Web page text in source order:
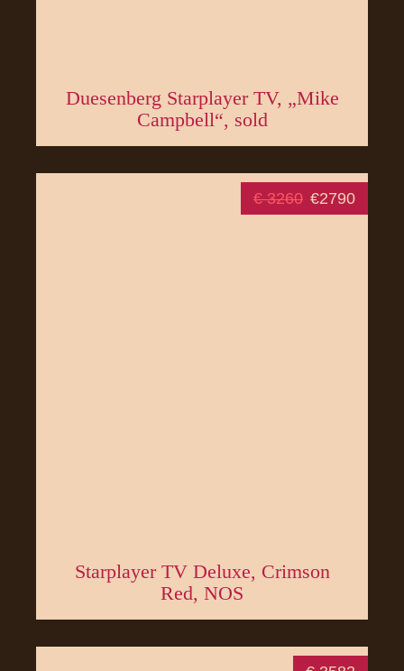
Duesenberg Starplayer TV, „Mike
Campbell“, sold
€ 3260 €2790
Starplayer TV Deluxe, Crimson
Red, NOS